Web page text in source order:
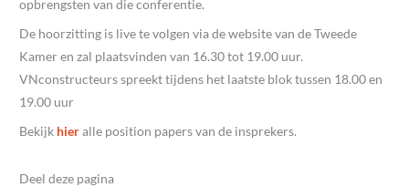
opbrengsten van die conferentie.
De hoorzitting is live te volgen via de website van de Tweede
Kamer en zal plaatsvinden van 16.30 tot 19.00 uur.
VNconstructeurs spreekt tijdens het laatste blok tussen 18.00 en
19.00 uur
Bekijk hieralle position papers van de insprekers.
Deel deze pagina